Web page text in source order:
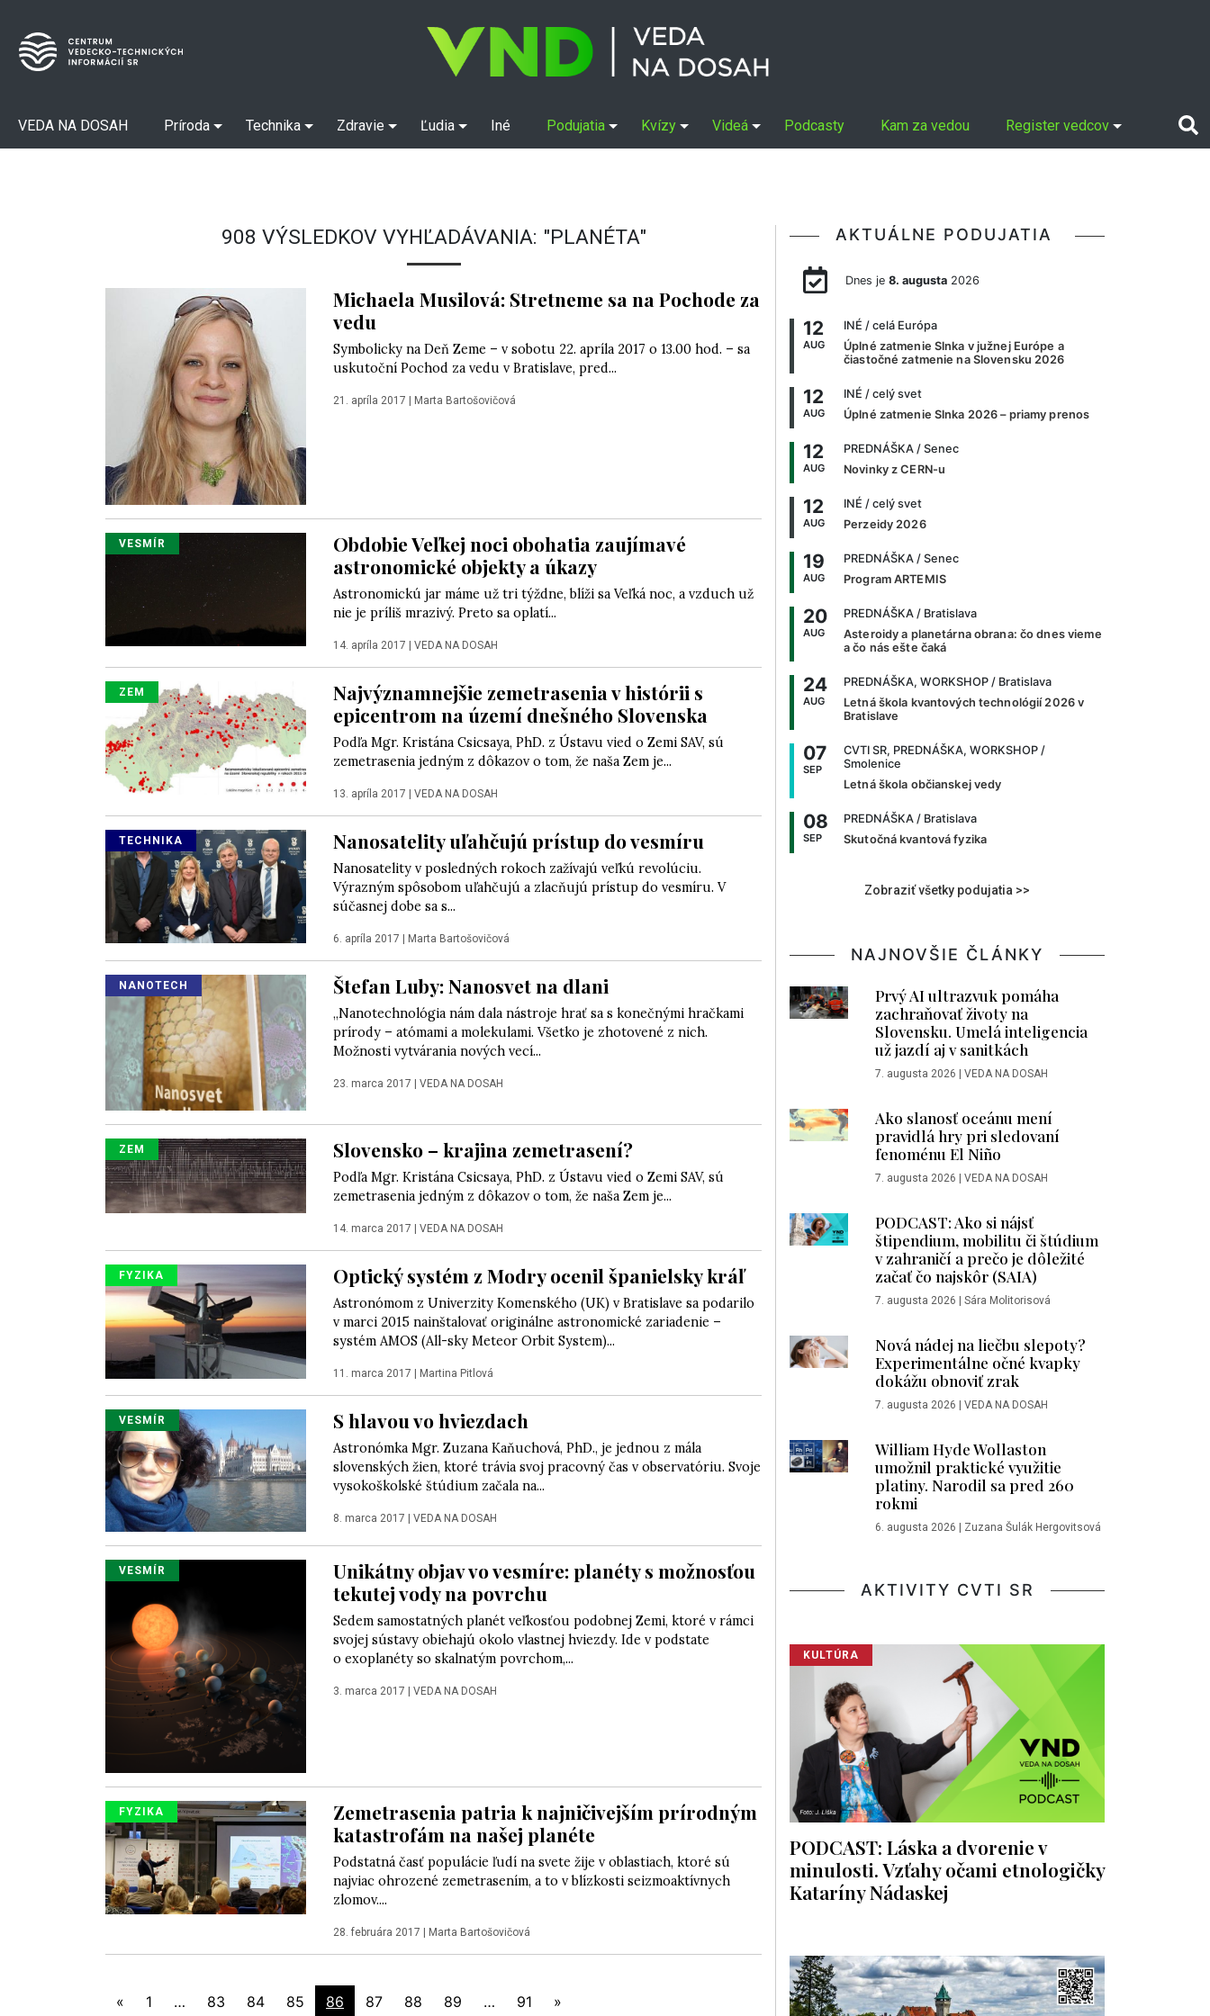
VEDA NA DOSAH Príroda Technika Zdravie Ľudia Iné Podujatia Kvízy Videá Podcasty Kam za vedou Register vedcov
908 VÝSLEDKOV VYHĽADÁVANIA: "PLANÉTA"
Michaela Musilová: Stretneme sa na Pochode za
vedu
Symbolicky na Deň Zeme – v sobotu 22. apríla 2017 o 13.00 hod. – sa
uskutoční Pochod za vedu v Bratislave, pred...
21. apríla 2017 Marta Bartošovičová
VESMÍR
Obdobie Veľkej noci obohatia zaujímavé
astronomické objekty a úkazy
Astronomickú jar máme už tri týždne, blíži sa Veľká noc, a vzduch už
nie je príliš mrazivý. Preto sa oplatí...
14. apríla 2017 | VEDA NA DOSAH
ZEM
Najvýznamnejšie zemetrasenia v histórii s
epicentrom na území dnešného Slovenska
Podľa Mgr. Kristána Csicsaya, PhD. z Ústavu vied o Zemi SAV, sú
zemetrasenia jedným z dôkazov o tom, že naša Zem je...
13. apríla 2017 | VEDA NA DOSAH
TECHNIKA Nanosatelity uľahčujú prístup do vesmíru
Nanosatelity v posledných rokoch zažívajú veľkú revolúciu.
Výrazným spôsobom uľahčujú a zlacňujú prístup do vesmíru. V
súčasnej dobe sa s...
6. apríla 2017 | Marta Bartošovičová
NANOTECH Štefan Luby: Nanosvet na dlani
„Nanotechnológia nám dala nástroje hrať sa s konečnými hračkami
prírody – atómami a molekulami. Všetko je zhotovené z nich.
Možnosti vytvárania nových vecí...
23. marca 2017 | VEDA NA DOSAH
ZEM Slovensko – krajina zemetrasení?
Podľa Mgr. Kristána Csicsaya, PhD. z Ústavu vied o Zemi SAV, sú
zemetrasenia jedným z dôkazov o tom, že naša Zem je...
14. marca 2017 VEDA NA DOSAH
FYZIKA Optický systém z Modry ocenil španielsky kráľ
Astronómom z Univerzity Komenského (UK) v Bratislave sa podarilo
v marci 2015 nainštalovať originálne astronomické zariadenie –
systém AMOS (All-sky Meteor Orbit System)...
11. marca 2017 Martina Pitlová
VESMÍR S hlavou vo hviezdach
Astronómka Mgr. Zuzana Kaňuchová, PhD., je jednou z mála
slovenských žien, ktoré trávia svoj pracovný čas v observatóriu. Svoje
vysokoškolské štúdium začala na...
8. marca 2017 VEDA NA DOSAH
VESMÍR
Unikátny objav vo vesmíre: planéty s možnosťou
tekutej vody na povrchu
Sedem samostatných planét veľkosťou podobnej Zemi, ktoré v rámci
svojej sústavy obiehajú okolo vlastnej hviezdy. Ide v podstate
o exoplanéty so skalnatým povrchom,...
3. marca 2017 | VEDA NA DOSAH
FYZIKA
Zemetrasenia patria k najničivejším prírodným
katastrofám na našej planéte
Podstatná časť populácie ľudí na svete žije v oblastiach, ktoré sú
najviac ohrozené zemetrasením, a to v blízkosti seizmoaktívnych
zlomov....
28. februára 2017 | Marta Bartošovičová
« 1 … 83 84 85 86 87 88 89 … 91 »
AKTUÁLNE PODUJATIA
Dnes je 8. augusta2026
12
AUG
INÉ / celá Európa
Úplné zatmenie Slnka v južnej Európe a
čiastočné zatmenie na Slovensku 2026
12
AUG
INÉ / celý svet
Úplné zatmenie Slnka 2026 – priamy prenos
12
AUG
PREDNÁŠKA / Senec
Novinky z CERN-u
12
AUG
INÉ / celý svet
Perzeidy 2026
19
AUG
PREDNÁŠKA / Senec
Program ARTEMIS
20
AUG
PREDNÁŠKA / Bratislava
Asteroidy a planetárna obrana: čo dnes vieme
a čo nás ešte čaká
24
AUG
PREDNÁŠKA, WORKSHOP / Bratislava
Letná škola kvantových technológií 2026 v
Bratislave
07
SEP
CVTI SR, PREDNÁŠKA, WORKSHOP /
Smolenice
Letná škola občianskej vedy
08
SEP
PREDNÁŠKA / Bratislava
Skutočná kvantová fyzika
Zobraziť všetky podujatia >>
NAJNOVŠIE ČLÁNKY
Prvý AI ultrazvuk pomáha
zachraňovať životy na
Slovensku. Umelá inteligencia
už jazdí aj v sanitkách
7. augusta 2026 | VEDA NA DOSAH
Ako slanosť oceánu mení
pravidlá hry pri sledovaní
fenoménu El Niño
7. augusta 2026 | VEDA NA DOSAH
PODCAST: Ako si nájsť
štipendium, mobilitu či štúdium
v zahraničí a prečo je dôležité
začať čo najskôr (SAIA)
7. augusta 2026 | Sára Molitorisová
Nová nádej na liečbu slepoty?
Experimentálne očné kvapky
dokážu obnoviť zrak
7. augusta 2026 | VEDA NA DOSAH
William Hyde Wollaston
umožnil praktické využitie
platiny. Narodil sa pred 260
rokmi
6. augusta 2026 | Zuzana Šulák Hergovitsová
AKTIVITY CVTI SR
KULTÚRA
PODCAST: Láska a dvorenie v
minulosti. Vzťahy očami etnologičky
Kataríny Nádaskej